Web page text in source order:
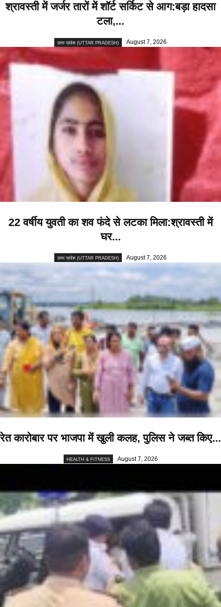
श्रावस्ती में जर्जर तारों में शॉर्ट सर्किट से आग:बड़ा हादसा
टला,...
उत्तर प्रदेश (UTTAR PRADESH) August 7, 2026
22 वर्षीय युवती का शव फंदे से लटका मिला:श्रावस्ती में
घर...
उत्तर प्रदेश (UTTAR PRADESH) August 7, 2026
रेत कारोबार पर भाजपा में खुली कलह, पुलिस ने जब्त किए...
HEALTH & FITNESS August 7, 2026